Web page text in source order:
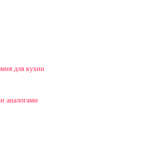
для кухни
аналогами